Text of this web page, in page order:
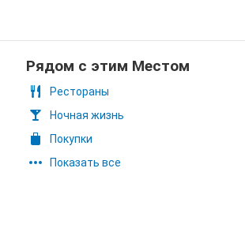
Рядом с этим Местом
Рестораны
Ночная жизнь
Покупки
Показать все